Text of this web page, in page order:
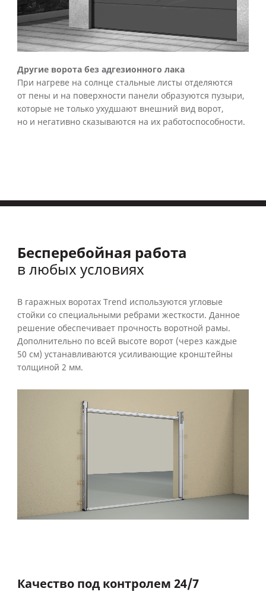
Другие ворота без адгезионного лака
При нагреве на солнце стальные листы отделяются
от пены и на поверхности панели образуются пузыри,
которые не только ухудшают внешний вид ворот,
но и негативно сказываются на их работоспособности.
Бесперебойная работа
в любых условиях
В гаражных воротах Trend используются угловые
стойки со специальными ребрами жесткости. Данное
решение обеспечивает прочность воротной рамы.
Дополнительно по всей высоте ворот (через каждые
50 см) устанавливаются усиливающие кронштейны
толщиной 2 мм.
Качество под контролем 24/7